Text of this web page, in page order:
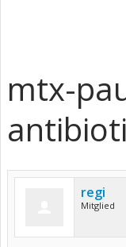
mtx-
regi
Mitglied